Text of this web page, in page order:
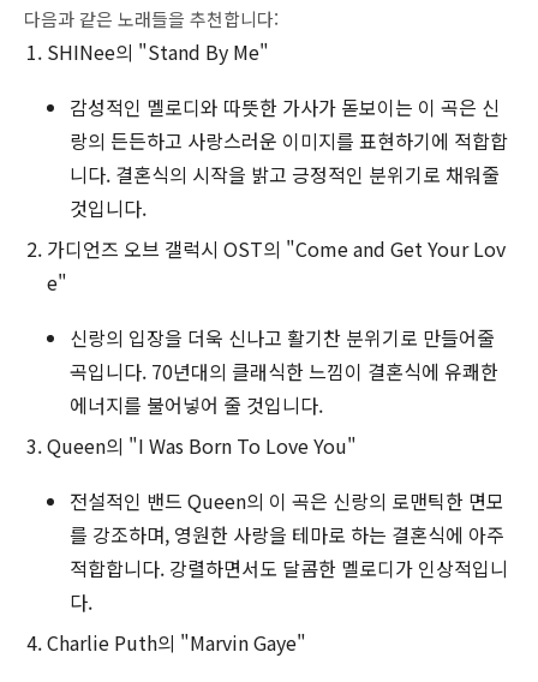
다음과 같은 노래들을 추천합니다:
SHINee의 "Stand By Me"
감성적인 멜로디와 따뜻한 가사가 돋보이는 이 곡은 신
랑의 든든하고 사랑스러운 이미지를 표현하기에 적합합
니다. 결혼식의 시작을 밝고 긍정적인 분위기로 채워줄
것입니다.
가디언즈 오브 갤럭시 OST의 "Come and Get Your Lov
e"
신랑의 입장을 더욱 신나고 활기찬 분위기로 만들어줄
곡입니다. 70년대의 클래식한 느낌이 결혼식에 유쾌한
에너지를 불어넣어 줄 것입니다.
Queen의 "I Was Born To Love You"
전설적인 밴드 Queen의 이 곡은 신랑의 로맨틱한 면모
를 강조하며, 영원한 사랑을 테마로 하는 결혼식에 아주
적합합니다. 강렬하면서도 달콤한 멜로디가 인상적입니
다.
Charlie Puth의 "Marvin Gaye"